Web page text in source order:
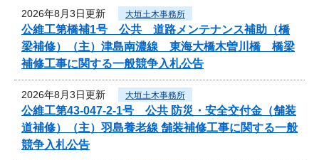
2026年8月3日更新 大垣土木事務所
公維工第橋補1号 公共 道路メンテナンス補助（橋
梁補修）（主）津島南濃線 東海大橋木曽川橋 橋梁
補修工事に関する一般競争入札公告
2026年8月3日更新 大垣土木事務所
公維工第43-047-2-1号 公共 防災・安全交付金（舗装
道補修）（主）羽島養老線 舗装補修工事に関する一般
競争入札公告